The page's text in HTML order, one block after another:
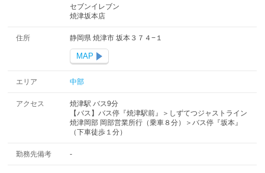
セブンイレブン
焼津坂本店
住所 静岡県 焼津市 坂本３７４−１
MAP
エリア 中部
アクセス
焼津駅 バス9分
【バス】バス停『焼津駅前』＞しずてつジャストライン
焼津岡部 岡部営業所行（乗車８分）＞バス停『坂本』
（下車徒歩１分）
勤務先備考 -